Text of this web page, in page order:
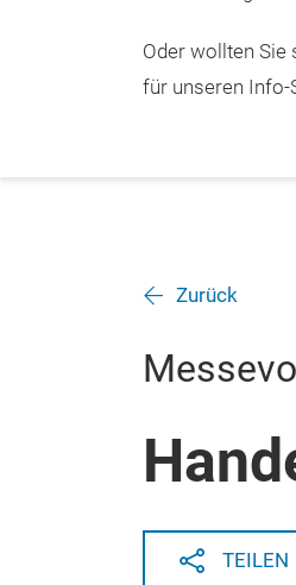
Oder wollten Sie
für unseren Info-
Zurück
TEILEN